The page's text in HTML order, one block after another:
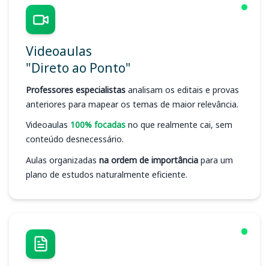
Videoaulas
"Direto ao Ponto"
Professores especialistas analisam os editais e provas
anteriores para mapear os temas de maior relevância.
Videoaulas 100% focadas no que realmente cai, sem
conteúdo desnecessário.
Aulas organizadas na ordem de importância para um
plano de estudos naturalmente eficiente.